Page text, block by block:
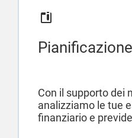
Con il supporto dei
analizziamo le tue
finanziario e